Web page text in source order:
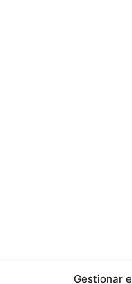
Gestionar